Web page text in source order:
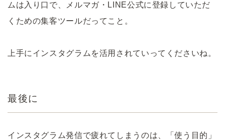
ムは入り口で、メルマガ・LINE公式に登録していただ
くための集客ツールだってこと。
上手にインスタグラムを活用されていってくださいね。
最後に
インスタグラム発信で疲れてしまうのは、「使う目的」